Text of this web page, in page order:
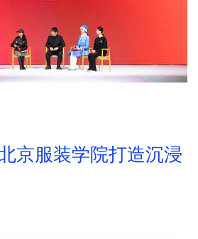
京服装学院打造沉浸